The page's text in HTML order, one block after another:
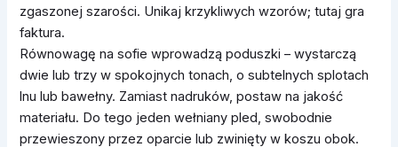
zgaszonej szarości. Unikaj krzykliwych wzorów; tutaj gra
faktura.
Równowagę na sofie wprowadzą poduszki – wystarczą
dwie lub trzy w spokojnych tonach, o subtelnych splotach
lnu lub bawełny. Zamiast nadruków, postaw na jakość
materiału. Do tego jeden wełniany pled, swobodnie
przewieszony przez oparcie lub zwinięty w koszu obok.